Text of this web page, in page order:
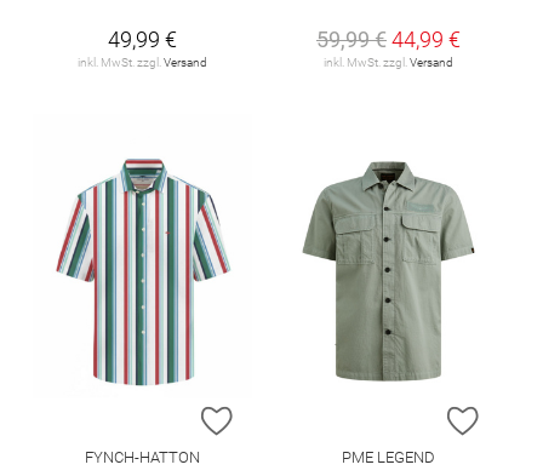
49,99 €
inkl. MwSt. zzgl. Versand
59,99 €44,99 €
inkl. MwSt. zzgl. Versand
ZUR WUNSCHLISTE HINZUFÜGEN
FYNCH-HATTON
ZUR
PME LEGEND